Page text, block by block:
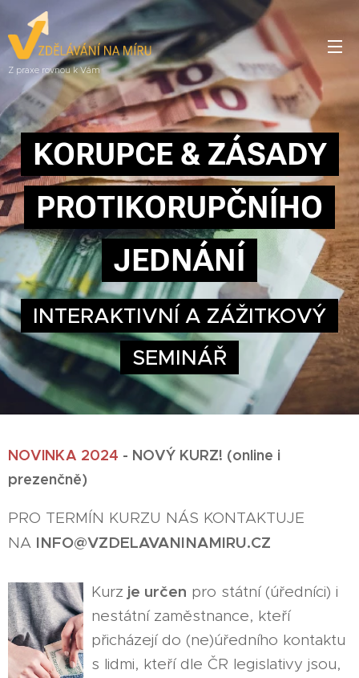
Z praxe rovnou k Vám
KORUPCE & ZÁSADY
PROTIKORUPČNÍHO
JEDNÁNÍ
INTERAKTIVNÍ A ZÁŽITKOVÝ
SEMINÁŘ
NOVINKA 2024 - NOVÝ KURZ! (online i
prezenčně)
PRO TERMÍN KURZU NÁS KONTAKTUJE
NA INFO@VZDELAVANINAMIRU.CZ
Kurz je určen pro státní (úředníci) i
nestátní zaměstnance, kteří
přicházejí do (ne)úředního kontaktu
s lidmi, kteří dle ČR legislativy jsou,